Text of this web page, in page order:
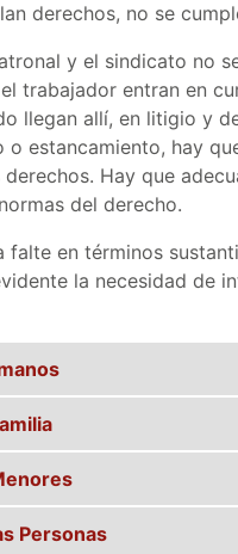
derechos, no se
y el sindicato no
trabajador entran en
llegan allí, en litigio y
o estancamiento, hay
Hay que
del derecho.
falte en términos
la necesidad de
Personas